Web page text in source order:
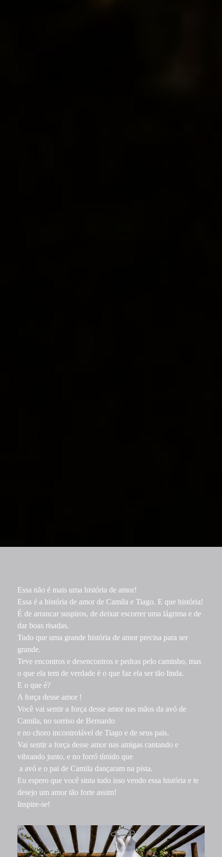
Essa não é mais uma história de amor!
Essa é a história de amor de Camila e Tiago. E que história!
É de arrancar suspiros, de deixar escorrer uma lágrima e de
dar boas risadas.
Tudo que uma grande história de amor precisa para ser
grande.
Teve encontros e desencontros e pedras pelo caminho, mas
o que ela tem de verdade é o que faz ela ser tão linda.
E o que é?
A força desse amor !
Você vai sentir a força desse amor nas mãos da avó de
Camila, no sorriso de Bernardo
e no choro incontrolável de Tiago e de seus pais.
Vai sentir a força desse amor nas amigas cantando e
vibrando junto, e no forró tímido que
a avó e o pai de Camila dançaram na pista.
Eu espero que você sinta tudo isso vendo essa história e te
desejo um amor tão forte assim!
Inspire-se!